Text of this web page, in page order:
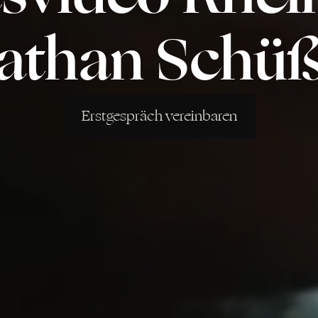
Erstgespräch vereinbaren